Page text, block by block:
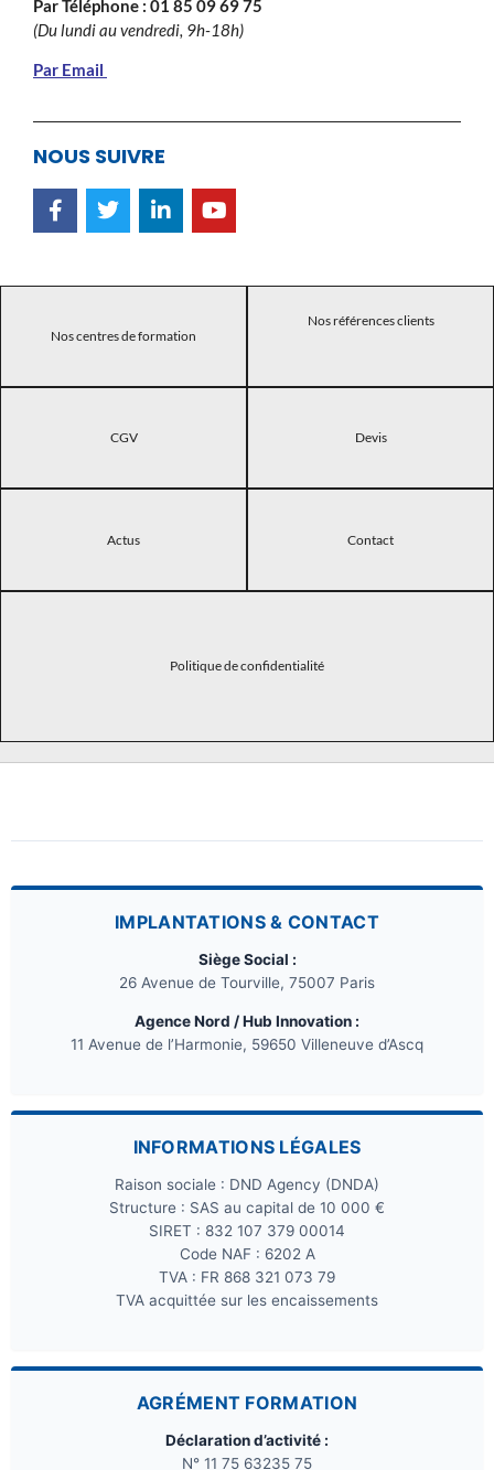
Par Téléphone : 01 85 09 69 75
(Du lundi au vendredi, 9h-18h)
Par Email
NOUS SUIVRE
Nos centres de formation
Nos références clients
CGV Devis
Actus Contact
Politique de confidentialité
IMPLANTATIONS & CONTACT
Siège Social :
26 Avenue de Tourville, 75007 Paris
Agence Nord / Hub Innovation :
11 Avenue de l’Harmonie, 59650 Villeneuve d’Ascq
INFORMATIONS LÉGALES
Raison sociale : DND Agency (DNDA)
Structure : SAS au capital de 10 000 €
SIRET : 832 107 379 00014
Code NAF : 6202 A
TVA : FR 868 321 073 79
TVA acquittée sur les encaissements
AGRÉMENT FORMATION
Déclaration d’activité :
N° 11 75 63235 75